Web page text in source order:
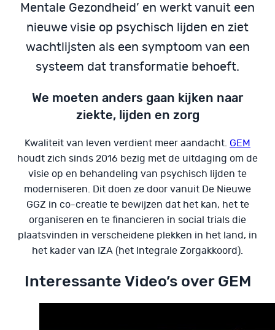
Mentale Gezondheid’ en werkt vanuit een
nieuwe visie op psychisch lijden en ziet
wachtlijsten als een symptoom van een
systeem dat transformatie behoeft.
We moeten anders gaan kijken naar
ziekte, lijden en zorg
Kwaliteit van leven verdient meer aandacht. GEM
houdt zich sinds 2016 bezig met de uitdaging om de
visie op en behandeling van psychisch lijden te
moderniseren. Dit doen ze door vanuit De Nieuwe
GGZ in co-creatie te bewijzen dat het kan, het te
organiseren en te financieren in social trials die
plaatsvinden in verscheidene plekken in het land, in
het kader van IZA (het Integrale Zorgakkoord).
Interessante Video’s over GEM